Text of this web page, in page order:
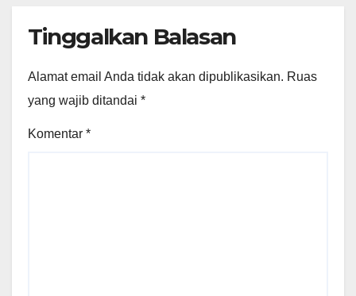
Tinggalkan Balasan
Alamat email Anda tidak akan dipublikasikan. Ruas
yang wajib ditandai *
Komentar *